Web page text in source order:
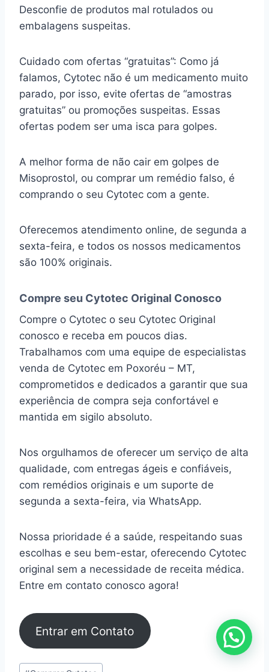
Desconfie de produtos mal rotulados ou
embalagens suspeitas.
Cuidado com ofertas “gratuitas”: Como já
falamos, Cytotec não é um medicamento muito
parado, por isso, evite ofertas de “amostras
gratuitas” ou promoções suspeitas. Essas
ofertas podem ser uma isca para golpes.
A melhor forma de não cair em golpes de
Misoprostol, ou comprar um remédio falso, é
comprando o seu Cytotec com a gente.
Oferecemos atendimento online, de segunda a
sexta-feira, e todos os nossos medicamentos
são 100% originais.
Compre seu Cytotec Original Conosco
Compre o Cytotec o seu Cytotec Original
conosco e receba em poucos dias.
Trabalhamos com uma equipe de especialistas
venda de Cytotec em Poxoréu – MT,
comprometidos e dedicados a garantir que sua
experiência de compra seja confortável e
mantida em sigilo absoluto.
Nos orgulhamos de oferecer um serviço de alta
qualidade, com entregas ágeis e confiáveis,
com remédios originais e um suporte de
segunda a sexta-feira, via WhatsApp.
Nossa prioridade é a saúde, respeitando suas
escolhas e seu bem-estar, oferecendo Cytotec
original sem a necessidade de receita médica.
Entre em contato conosco agora!
Entrar em Contato
Tags